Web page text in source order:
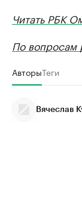
Читать РБК
По вопросам
АвторыТеги
Вячеслав